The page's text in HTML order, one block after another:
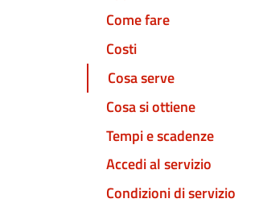
Come fare
Costi
Cosa serve
Cosa si ottiene
Tempi e scadenze
Accedi al servizio
Condizioni di servizio